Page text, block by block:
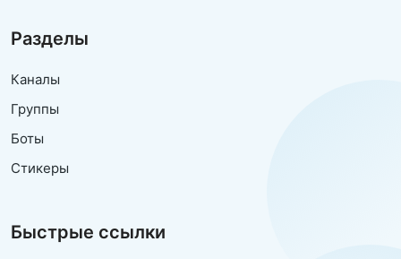
Разделы
Каналы
Группы
Боты
Стикеры
Быстрые ссылки